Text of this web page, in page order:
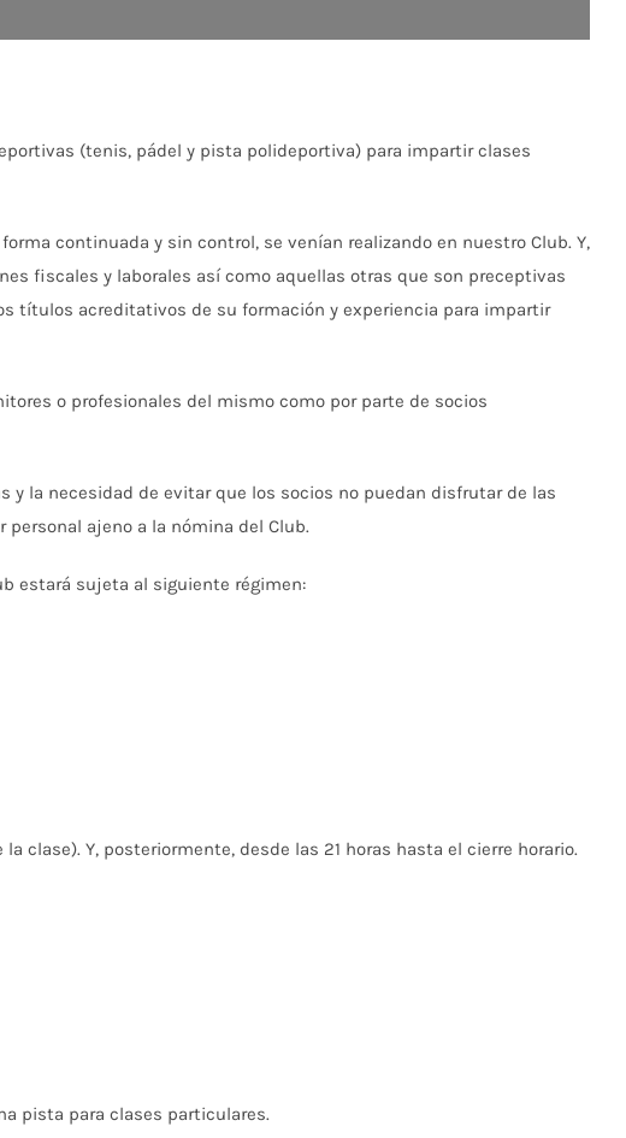
(tenis, pádel y pista polideportiva) para impartir clases
continuada y sin control, se venían realizando en nuestro Club. Y,
fiscales y laborales así como aquellas otras que son preceptivas
títulos acreditativos de su formación y experiencia para impartir
o profesionales del mismo como por parte de socios
la necesidad de evitar que los socios no puedan disfrutar de las
ajeno a la nómina del Club.
estará sujeta al siguiente régimen:
clase). Y, posteriormente, desde las 21 horas hasta el cierre horario.
pista para clases particulares.